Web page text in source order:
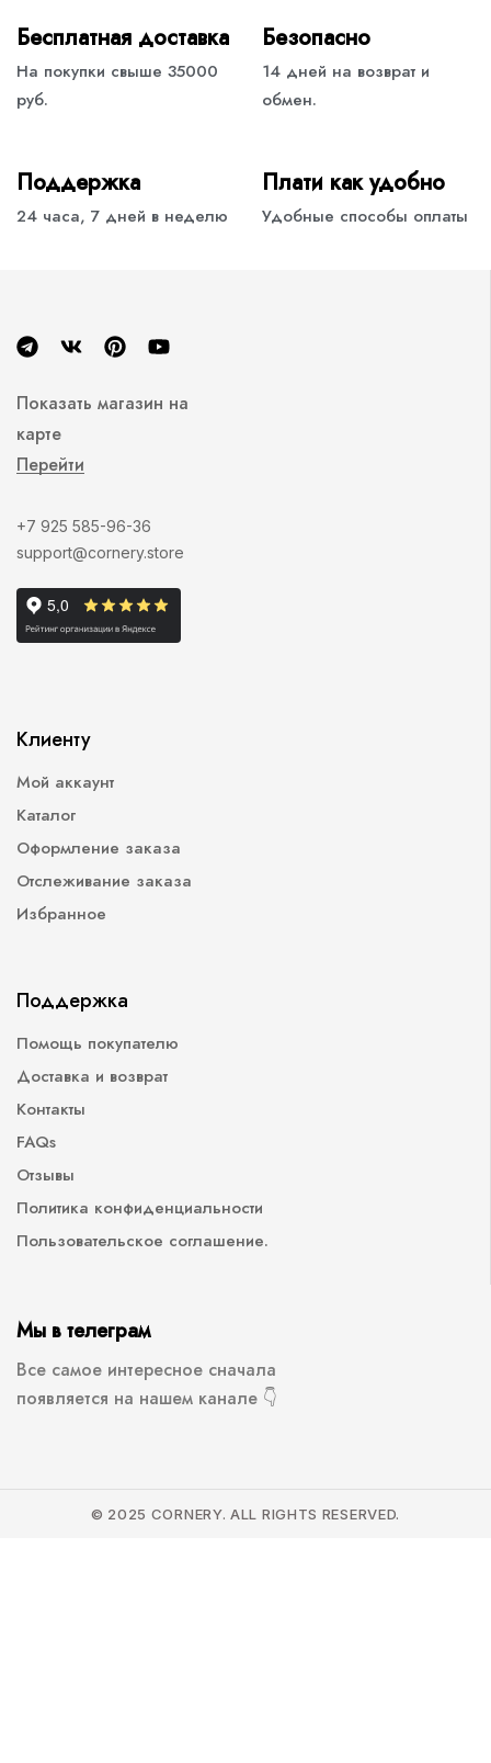
Бесплатная доставка
На покупки свыше 35000
руб.
Безопасно
14 дней на возврат и
обмен.
Поддержка
24 часа, 7 дней в неделю
Плати как удобно
Удобные способы оплаты
Показать магазин на
карте
Перейти
+7 925 585-96-36
support@cornery.store
Клиенту
Мой аккаунт
Каталог
Оформление заказа
Отслеживание заказа
Избранное
Поддержка
Помощь покупателю
Доставка и возврат
Контакты
FAQs
Отзывы
Политика конфиденциальности
Пользовательское соглашение.
Мы в телеграм
Все самое интересное сначала
появляется на нашем канале 👇
© 2025 CORNERY. ALL RIGHTS RESERVED.